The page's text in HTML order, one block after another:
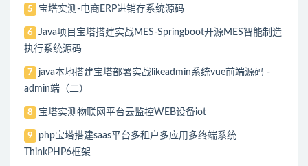
5 宝塔实测-电商ERP进销存系统源码
6
Java项目宝塔搭建实战MES-Springboot开源MES智能制造
执行系统源码
7
java本地搭建宝塔部署实战likeadmin系统vue前端源码 -
admin端（二）
8 宝塔实测物联网平台云监控WEB设备iot
9
php宝塔搭建saas平台多租户多应用多终端系统
ThinkPHP6框架